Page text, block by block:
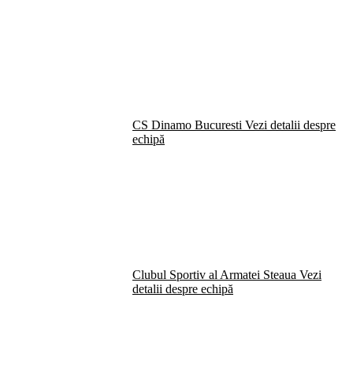
CS Dinamo Bucuresti Vezi detalii despre
echipă
Clubul Sportiv al Armatei Steaua Vezi
detalii despre echipă